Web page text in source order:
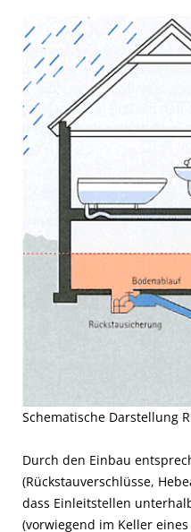
Schematische Darstellung
Durch den Einbau
(Rückstauverschlüsse,
dass Einleitstellen
(vorwiegend im Keller